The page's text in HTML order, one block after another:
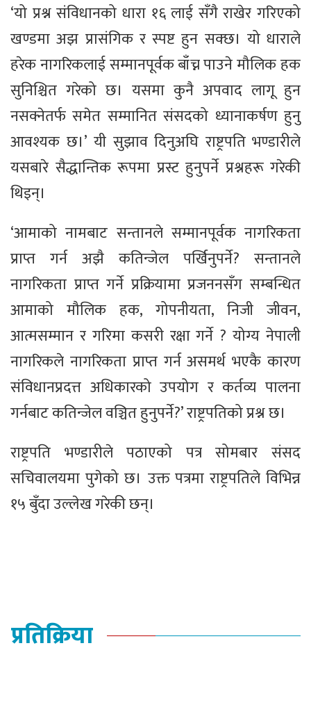
‘यो प्रश्न संविधानको धारा १६ लाई सँगै राखेर गरिएको
खण्डमा अझ प्रासंगिक र स्पष्ट हुन सक्छ। यो धाराले
हरेक नागरिकलाई सम्मानपूर्वक बाँच्न पाउने मौलिक हक
सुनिश्चित गरेको छ। यसमा कुनै अपवाद लागू हुन
नसक्नेतर्फ समेत सम्मानित संसदको ध्यानाकर्षण हुनु
आवश्यक छ।’ यी सुझाव दिनुअघि राष्ट्रपति भण्डारीले
यसबारे सैद्धान्तिक रूपमा प्रस्ट हुनुपर्ने प्रश्नहरू गरेकी
थिइन्।
‘आमाको नामबाट सन्तानले सम्मानपूर्वक नागरिकता
प्राप्त गर्न अझै कतिन्जेल पर्खिनुपर्ने? सन्तानले
नागरिकता प्राप्त गर्ने प्रक्रियामा प्रजननसँग सम्बन्धित
आमाको मौलिक हक, गोपनीयता, निजी जीवन,
आत्मसम्मान र गरिमा कसरी रक्षा गर्ने ? योग्य नेपाली
नागरिकले नागरिकता प्राप्त गर्न असमर्थ भएकै कारण
संविधानप्रदत्त अधिकारको उपयोग र कर्तव्य पालना
गर्नबाट कतिन्जेल वञ्चित हुनुपर्ने?’ राष्ट्रपतिको प्रश्न छ।
राष्ट्रपति भण्डारीले पठाएको पत्र सोमबार संसद
सचिवालयमा पुगेको छ। उक्त पत्रमा राष्ट्रपतिले विभिन्न
१५ बुँदा उल्लेख गरेकी छन्।
प्रतिक्रिया